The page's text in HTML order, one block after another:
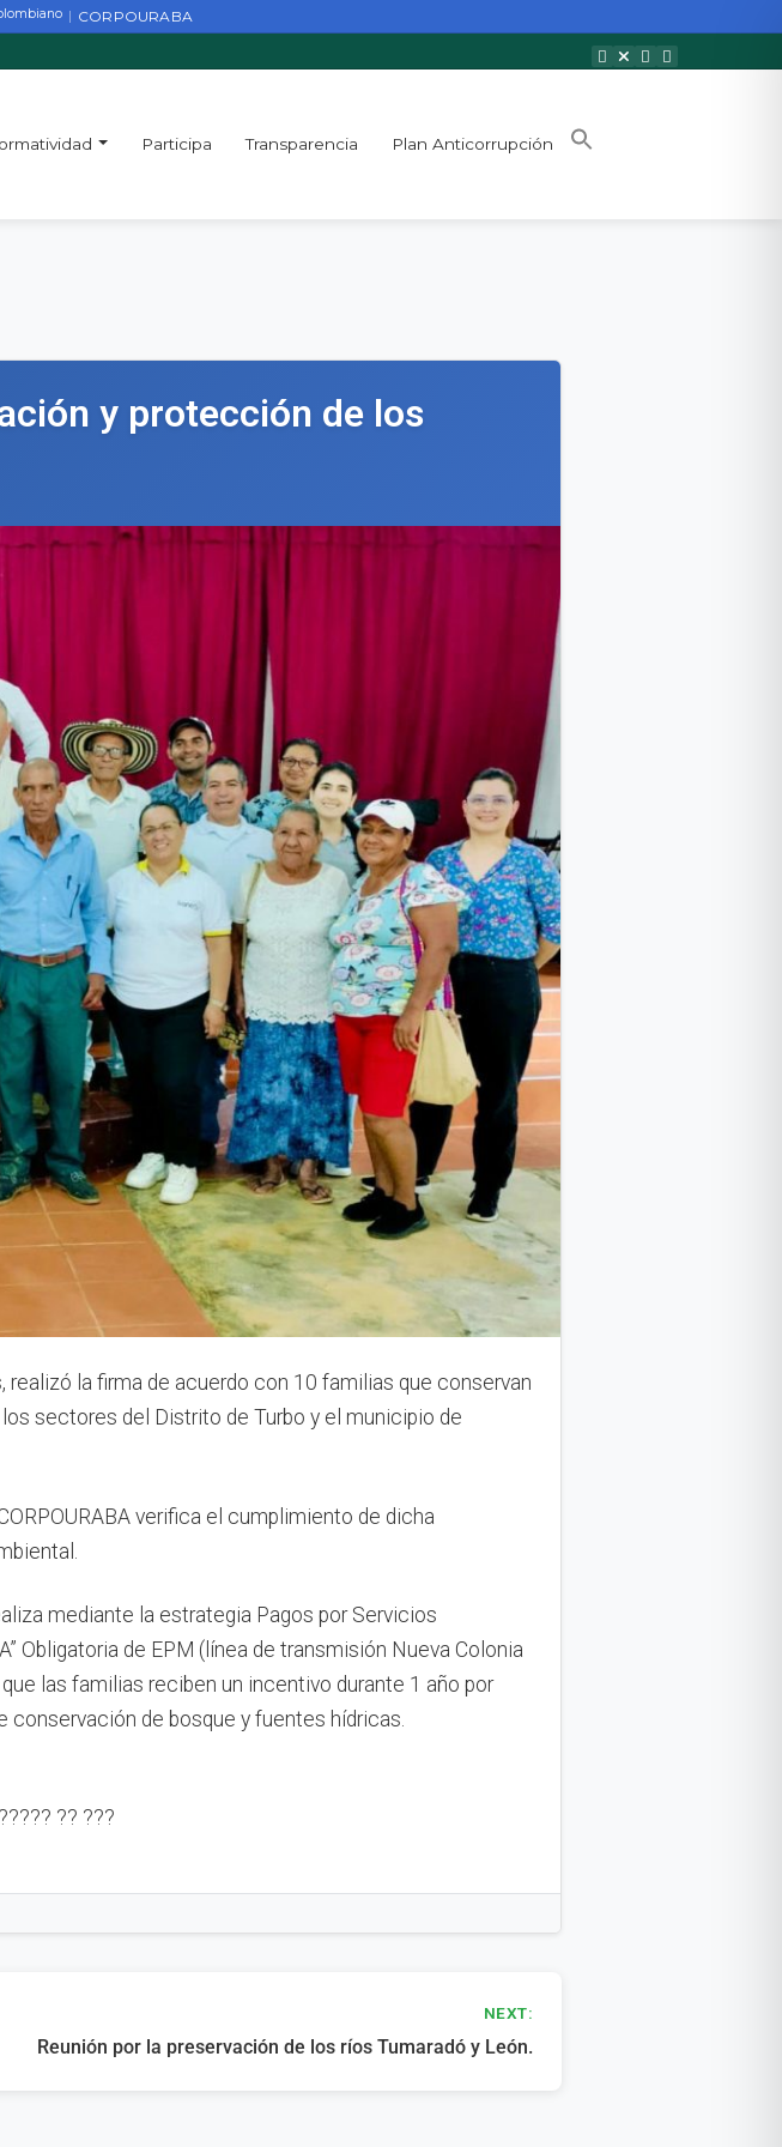
| CORPOURABA
Participa Transparencia Plan Anticorrupción
y protección de los
realizó la firma de acuerdo con 10 familias que conservan
sectores del Distrito de Turbo y el municipio de
verifica el cumplimiento de dicha
mediante la estrategia Pagos por Servicios
Obligatoria de EPM (línea de transmisión Nueva Colonia
las familias reciben un incentivo durante 1 año por
conservación de bosque y fuentes hídricas.
?? ???
NEXT:
Reunión por la preservación de los ríos Tumaradó y León.